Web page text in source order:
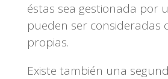
éstas sea gestionada por
pueden ser consideradas
propias.
Existe también una